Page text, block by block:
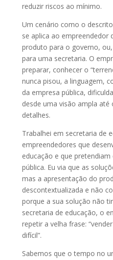
reduzir riscos ao mínimo.
Um cenário como o
se aplica ao empreendedor
produto para o governo,
para uma secretaria. O
preparar, conhecer o
nunca pisou, a linguagem,
da empresa pública,
desde uma visão ampla até
detalhes.
Trabalhei em secretaria de
empreendedores que
educação e que
pública. Eu via que as
mas a apresentação do
descontextualizada e não
porque a sua solução não
secretaria de educação, o
repetir a velha frase:
difícil”.
Sabemos que o tempo no